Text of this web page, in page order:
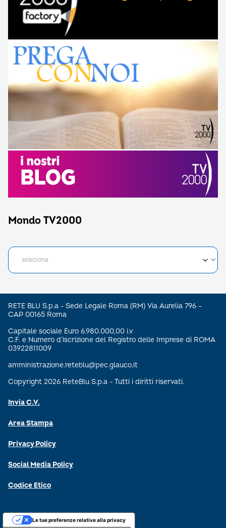
Mondo TV2000
RETE BLU S.p.a - Sede Legale Roma (RM) Via Aurelia 796 –
CAP 00165 Roma
Capitale sociale Euro 6.980.000,00 i.v
C.F. e Numero d’iscrizione del Registro delle Imprese di ROMA
03922811009
amministrazione.reteblu@pec.glauco.it
Copyright 2026 ReteBlu S.p.a - Tutti i diritti riservati.
Invia C.V.
Area Stampa
Privacy Policy
Social Media Policy
Codice Etico
Le tue preferenze relative alla privacy